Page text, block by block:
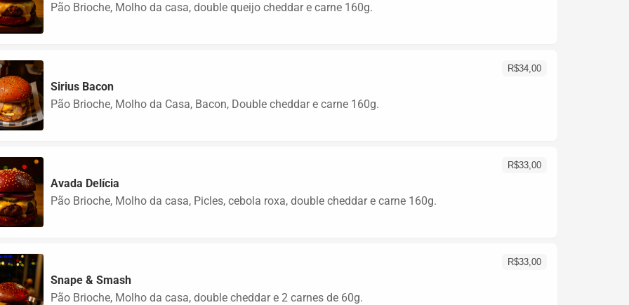
Pão Brioche, Molho da casa, double queijo cheddar e carne 160g.
R$34,00
Sirius Bacon
Pão Brioche, Molho da Casa, Bacon, Double cheddar e carne 160g.
R$33,00
Avada Delícia
Pão Brioche, Molho da casa, Picles, cebola roxa, double cheddar e carne 160g.
R$33,00
Snape & Smash
Pão Brioche, Molho da casa, double cheddar e 2 carnes de 60g.